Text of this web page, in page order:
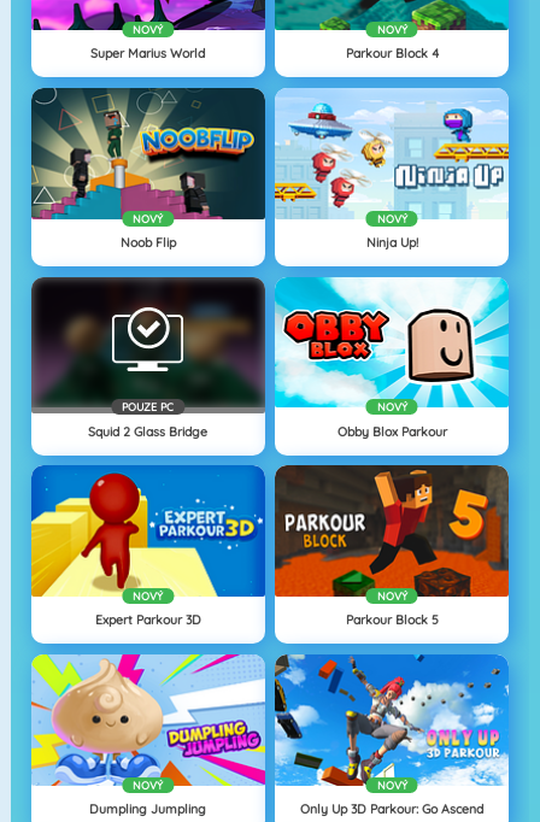
NOVÝ
Super Marius World
NOVÝ
Parkour Block 4
NOVÝ
Noob Flip
NOVÝ
Ninja Up!
POUZE PC
Squid 2 Glass Bridge
NOVÝ
Obby Blox Parkour
NOVÝ
Expert Parkour 3D
NOVÝ
Parkour Block 5
NOVÝ
Dumpling Jumpling
NOVÝ
Only Up 3D Parkour: Go Ascend